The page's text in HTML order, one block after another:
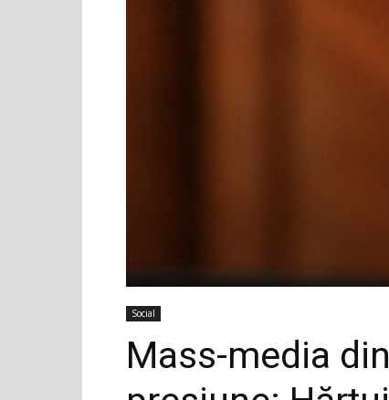
Social
Mass-media